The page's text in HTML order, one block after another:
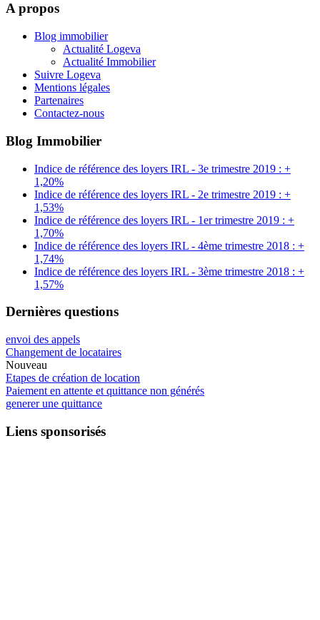
A propos
Blog immobilier
Actualité Logeva
Actualité Immobilier
Suivre Logeva
Mentions légales
Partenaires
Contactez-nous
Blog Immobilier
Indice de référence des loyers IRL - 3e trimestre 2019 : +
1,20%
Indice de référence des loyers IRL - 2e trimestre 2019 : +
1,53%
Indice de référence des loyers IRL - 1er trimestre 2019 : +
1,70%
Indice de référence des loyers IRL - 4ème trimestre 2018 : +
1,74%
Indice de référence des loyers IRL - 3ème trimestre 2018 : +
1,57%
Dernières questions
envoi des appels
Changement de locataires
Nouveau
Etapes de création de location
Paiement en attente et quittance non générés
generer une quittance
Liens sponsorisés